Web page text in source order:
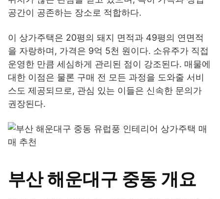
공간이 공존하는 장소로 적합하다.
이 상가주택은 20평의 돼지 면적과 49평의 연면적
을 자랑하며, 가격은 9억 5천 원이다. 소유주가 직접
운영한 만큼 세심하게 관리된 점이 강조된다. 매물에
대한 이점은 물론 구매 전 모든 과정을 도와줄 서비
스도 제공되므로, 관심 있는 이들은 신속한 문의가
권장된다.
부산 해운대구 중동 개요